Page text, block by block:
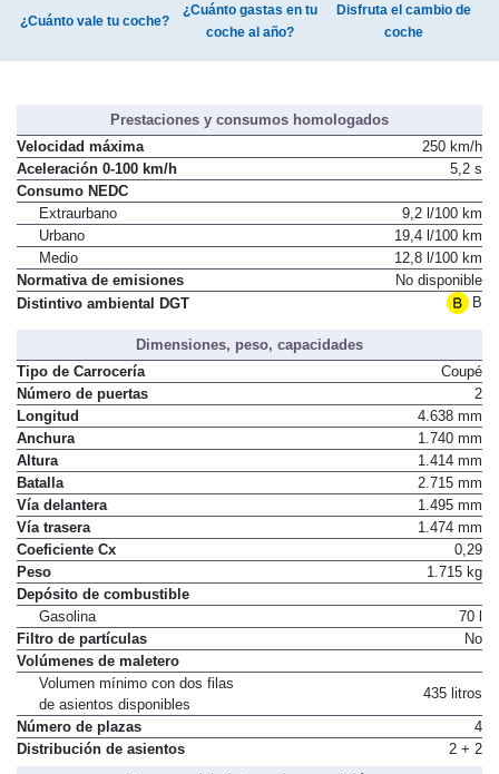
¿Cuánto vale tu coche?
¿Cuánto gastas en tu
coche al año?
Disfruta el cambio de
coche
Prestaciones y consumos homologados
Velocidad máxima
250 km/h
Aceleración 0-100 km/h
5,2 s
Consumo NEDC
Extraurbano
9,2 l/100 km
Urbano
19,4 l/100 km
Medio
12,8 l/100 km
Normativa de emisiones
No disponible
Distintivo ambiental DGT
B
Dimensiones, peso, capacidades
Tipo de Carrocería
Coupé
Número de puertas
2
Longitud
4.638 mm
Anchura
1.740 mm
Altura
1.414 mm
Batalla
2.715 mm
Vía delantera
1.495 mm
Vía trasera
1.474 mm
Coeficiente Cx
0,29
Peso
1.715 kg
Depósito de combustible
Gasolina
70 l
Filtro de partículas
No
Volúmenes de maletero
Volumen mínimo con dos filas
de asientos disponibles
435 litros
Número de plazas
4
Distribución de asientos
2 + 2